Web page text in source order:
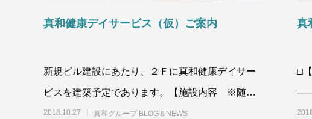
真和健康デイサービス（仮）ご案内
新規ビル建設にあたり、２Ｆに真和健康デイサー
ビスを建築予定であります。【施設内容 ※随時
変更します】
2018.10.27 真和グループ BLOG＆NEWS
真
□
日